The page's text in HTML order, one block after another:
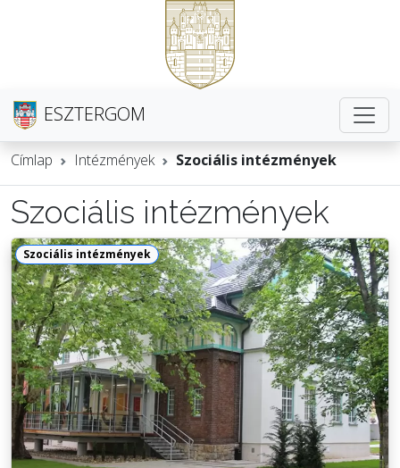
ESZTERGOM
Címlap Intézmények Szociális intézmények
Szociális intézmények
Szociális intézmények